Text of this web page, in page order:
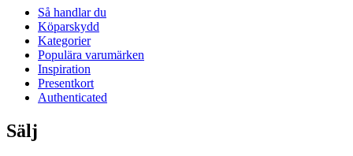
Så handlar du
Köparskydd
Kategorier
Populära varumärken
Inspiration
Presentkort
Authenticated
Sälj